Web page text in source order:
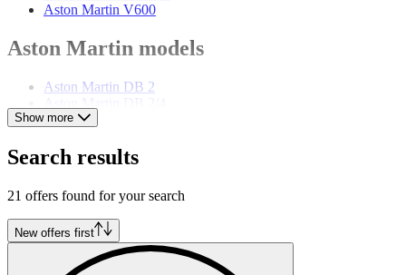
Aston Martin V600
Aston Martin models
Aston Martin DB 2
Aston Martin DB 4
Aston Martin DB 6
Aston Martin DB 7
Aston Martin DBS
Aston Martin Lagonda
Aston Martin Vanquish
Aston Martin Vantage
Aston Martin Virage
Show more
Search results
21 offers found for your search
New offers first